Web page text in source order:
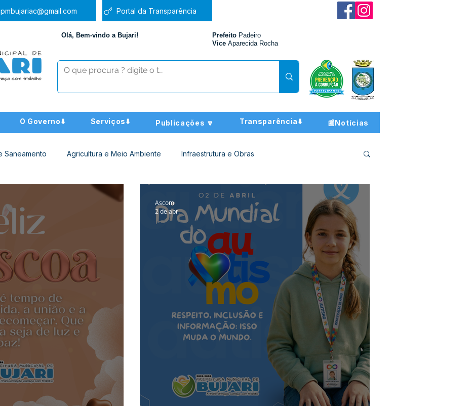
pmbujariac@gmail.com Portal da Transparência
Olá, Bem-vindo a Bujari! Prefeito Padeiro
Vice Aparecida Rocha
O Governo⬇️ Serviços⬇️ Publicações 🔽 Transparência⬇️ 📰Notícias
Saneamento Agricultura e Meio Ambiente Infraestrutura e Obras
Assistência Social Administração e Finanças
Campanhas Vacinômetro Dengue Convênios e Parcerias
Emenda Parlamentar Nota Pública Licitações Alagação e Enchente
No gabinete Esporte Audiência Pública SEMULHER Empreendedorismo
Ascom
2 de abr.